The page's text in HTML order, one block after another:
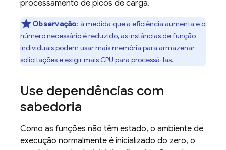
processamento de picos de carga.
Observação: à medida que a eficiência aumenta e o
número necessário é reduzido, as instâncias de função
individuais podem usar mais memória para armazenar
solicitações e exigir mais CPU para processá-las.
Use dependências com
sabedoria
Como as funções não têm estado, o ambiente de
execução normalmente é inicializado do zero, o